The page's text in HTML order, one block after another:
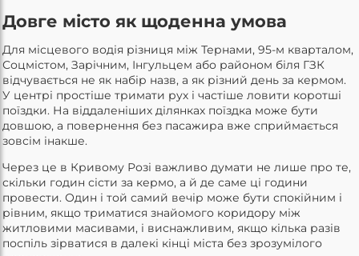
Довге місто як щоденна умова
Для місцевого водія різниця між Тернами, 95-м кварталом,
Соцмістом, Зарічним, Інгульцем або районом біля ГЗК
відчувається не як набір назв, а як різний день за кермом.
У центрі простіше тримати рух і частіше ловити коротші
поїздки. На віддаленіших ділянках поїздка може бути
довшою, а повернення без пасажира вже сприймається
зовсім інакше.
Через це в Кривому Розі важливо думати не лише про те,
скільки годин сісти за кермо, а й де саме ці години
провести. Один і той самий вечір може бути спокійним і
рівним, якщо триматися знайомого коридору між
житловими масивами, і виснажливим, якщо кілька разів
поспіль зірватися в далекі кінці міста без зрозумілого